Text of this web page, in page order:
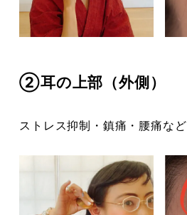
②耳の上部（外側）
ストレス抑制・鎮痛・腰痛など